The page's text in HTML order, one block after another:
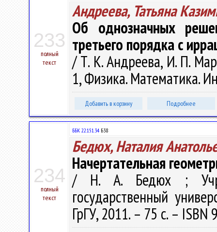
233
полный
текст
Андреева, Татьяна
Об однозначных
третьего порядка с
/ Т. К. Андреева, И. П.
1, Физика. Математика.
Добавить в корзину Подробнее
234
полный
текст
ББК 22.151.34 Б38
Бедюх, Наталия
Начертательная
/ Н. А. Бедюх ;
государственный
ГрГУ, 2011. – 75 с. –